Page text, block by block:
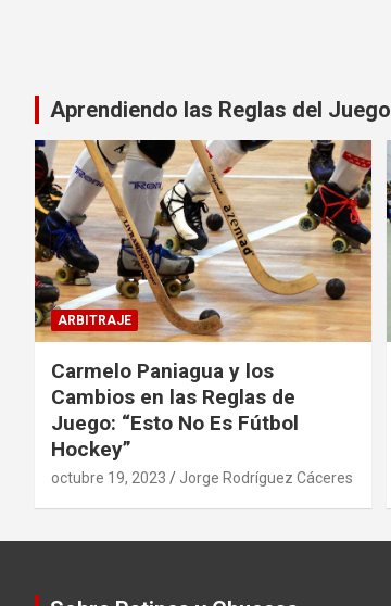
Aprendiendo las Reglas del Juego
ARBITRAJE
Carmelo Paniagua y los
Cambios en las Reglas de
Juego: “Esto No Es Fútbol
Hockey”
octubre 19, 2023 Jorge Rodríguez Cáceres